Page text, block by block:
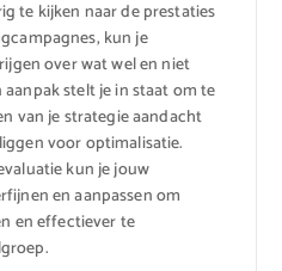
te kijken naar de prestaties
kun je
over wat wel en niet
stelt je in staat om te
van je strategie aandacht
voor optimalisatie.
kun je jouw
en aanpassen om
en effectiever te